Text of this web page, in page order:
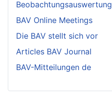
Beobachtungsauswertung
BAV Online Meetings
Die BAV stellt sich vor
Articles BAV Journal
BAV-Mitteilungen de